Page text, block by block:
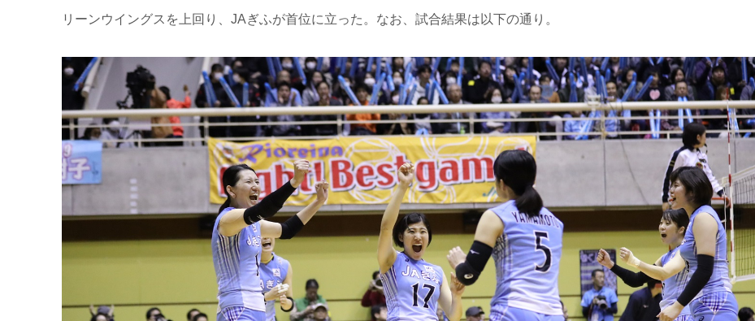
リーンウイングスを上回り、JAぎふが首位に立った。 なお、試合結果は以下の通り。